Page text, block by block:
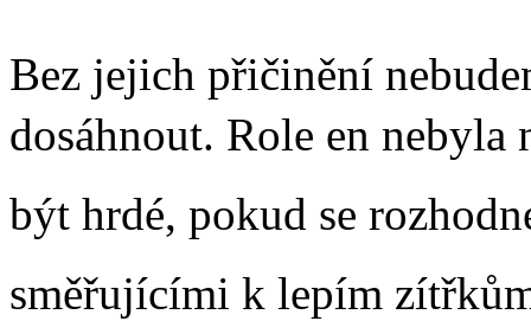
Bez jejich přičinění
dosáhnout. Role en nebyla
být hrdé, pokud se
směřujícími k lepím